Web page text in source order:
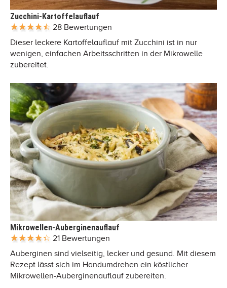
Zucchini-Kartoffelauflauf
28 Bewertungen
Dieser leckere Kartoffelauflauf mit Zucchini ist in nur
wenigen, einfachen Arbeitsschritten in der Mikrowelle
zubereitet.
Mikrowellen-Auberginenauflauf
21 Bewertungen
Auberginen sind vielseitig, lecker und gesund. Mit diesem
Rezept lässt sich im Handumdrehen ein köstlicher
Mikrowellen-Auberginenauflauf zubereiten.